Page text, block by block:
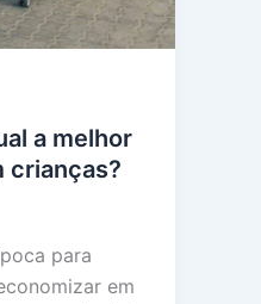
a melhor
crianças?
para
em